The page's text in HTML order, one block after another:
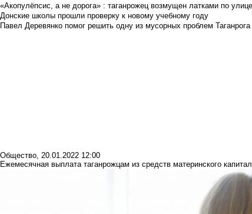
«Акопулёпсис, а не дорога» : таганрожец возмущен латками по
Донские школы прошли проверку к новому учебному году
Павел Деревянко помог решить одну из мусорных проблем Таганрога
Общество, 20.01.2022 12:00
Ежемесячная выплата таганрожцам из средств материнского